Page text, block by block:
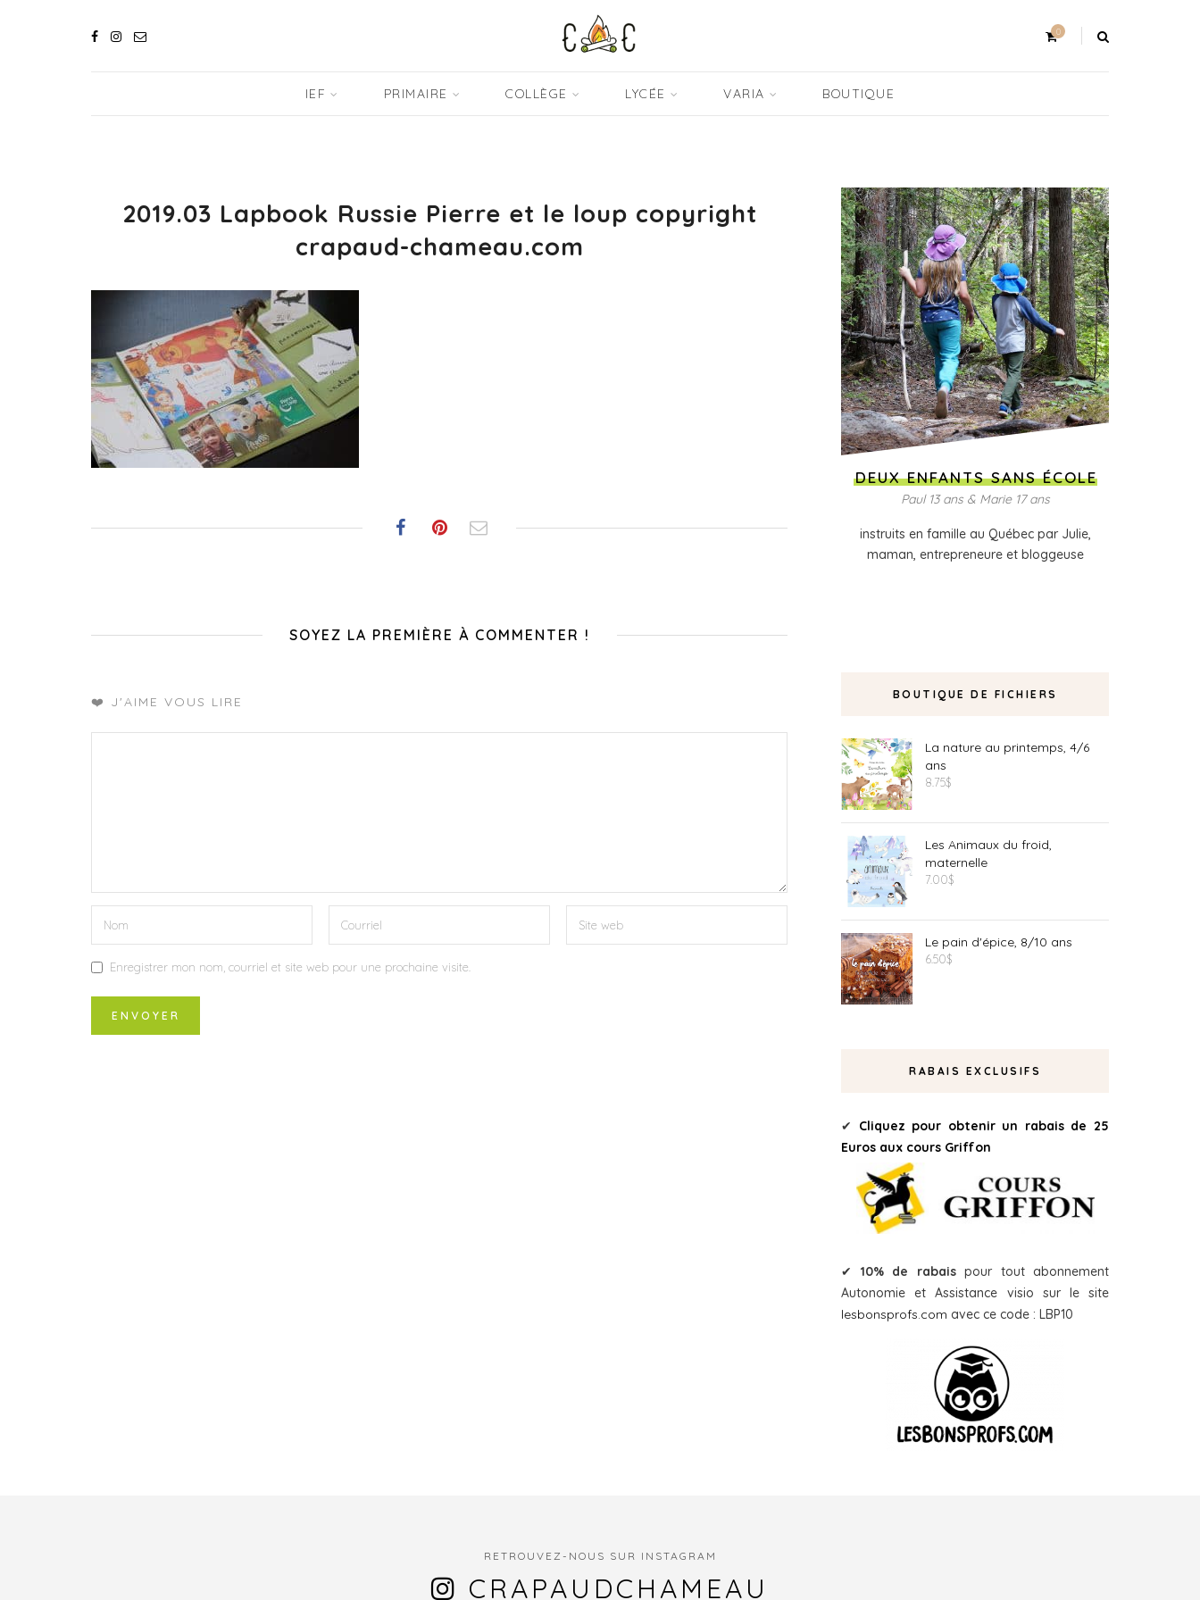
0
IEF PRIMAIRE COLLÈGE LYCÉE VARIA BOUTIQUE
2019.03 Lapbook Russie Pierre et le loup copyright
crapaud-chameau.com
SOYEZ LA PREMIÈRE À COMMENTER !
❤️ J'AIME VOUS LIRE
Enregistrer mon nom, courriel et site web pour une prochaine visite.
DEUX ENFANTS SANS ÉCOLE
Paul 13 ans & Marie 17 ans
instruits en famille au Québec par Julie,
maman, entrepreneure et bloggeuse
BOUTIQUE DE FICHIERS
La nature au printemps, 4/6
ans
8.75$
Les Animaux du froid,
maternelle
7.00$
Le pain d'épice, 8/10 ans
6.50$
RABAIS EXCLUSIFS
✔ Cliquez pour obtenir un rabais de 25
Euros aux cours Griffon
✔ 10% de rabaispour tout abonnement
Autonomie et Assistance visio sur le site
lesbonsprofs.com avec ce code : LBP10
RETROUVEZ-NOUS SUR INSTAGRAM
CRAPAUDCHAMEAU